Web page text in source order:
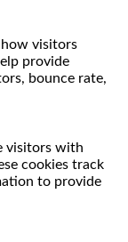
visitors
provide
bounce rate,
visitors with
cookies track
to provide